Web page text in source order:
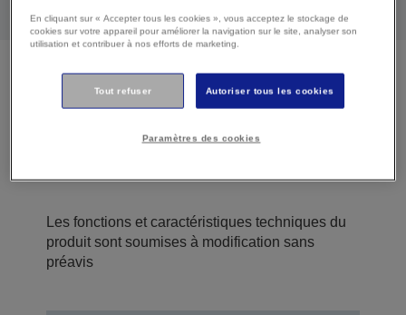
Caractéristiques
techniques
Les fonctions et caractéristiques techniques du
produit sont soumises à modification sans
préavis
En cliquant sur « Accepter tous les cookies », vous acceptez le stockage de
cookies sur votre appareil pour améliorer la navigation sur le site, analyser son
utilisation et contribuer à nos efforts de marketing.
Tout refuser Autoriser tous les cookies
Paramètres des cookies